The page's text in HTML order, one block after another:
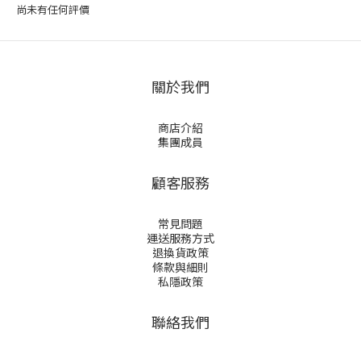
尚未有任何評價
關於我們
商店介紹
集團成員
顧客服務
常見問題
運送服務方式
退換貨政策
條款與細則
私隱政策
聯絡我們